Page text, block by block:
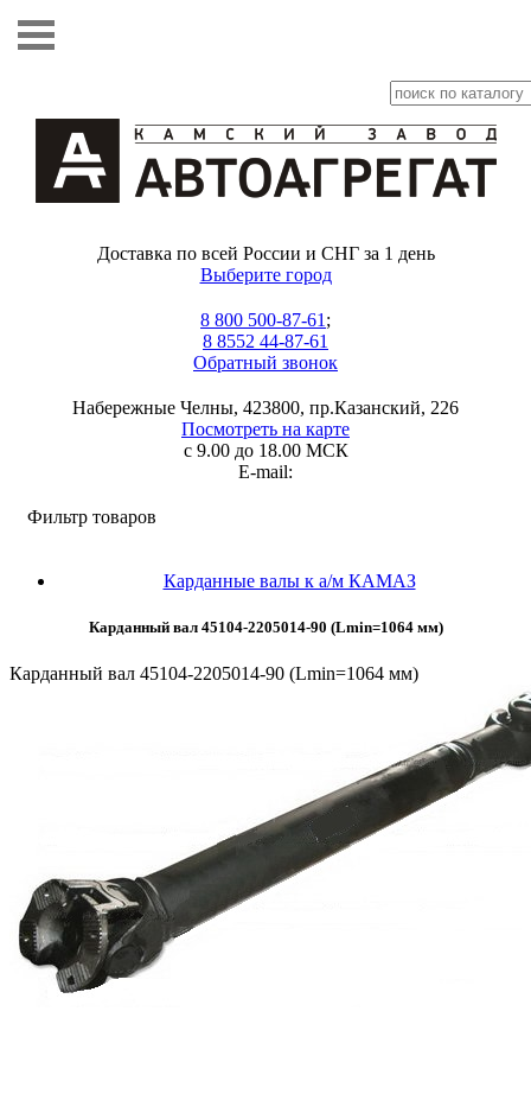
Доставка по всей России и СНГ за 1 день
Выберите город
8 800 500-87-61 ;
8 8552 44-87-61
Обратный звонок
Набережные Челны, 423800, пр.Казанский, 226
Посмотреть на карте
с 9.00 до 18.00 МСК
E-mail:
Фильтр товаров
Карданные валы к а/м КАМАЗ
Карданный вал 45104-2205014-90 (Lmin=1064 мм)
Карданный вал 45104-2205014-90 (Lmin=1064 мм)